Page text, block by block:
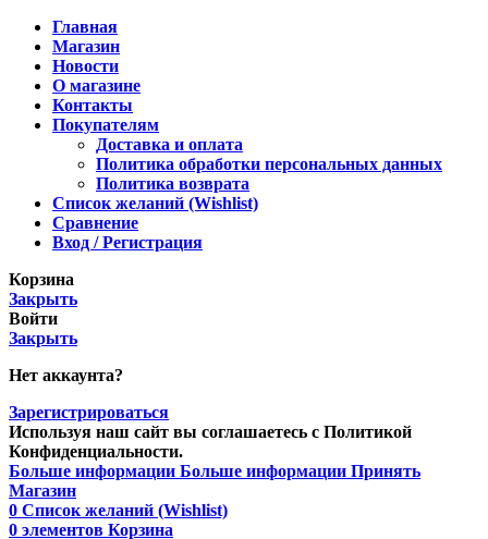
Главная
Магазин
Новости
О магазине
Контакты
Покупателям
Доставка и оплата
Политика обработки персональных данных
Политика возврата
Список желаний (Wishlist)
Сравнение
Вход / Регистрация
Корзина
Закрыть
Войти
Закрыть
Нет аккаунта?
Зарегистрироваться
Используя наш сайт вы соглашаетесь с Политикой
Конфиденциальности.
Больше информации Больше информации Принять
Магазин
0 Список желаний (Wishlist)
0 элементов Корзина